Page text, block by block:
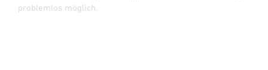
problemlos möglich.